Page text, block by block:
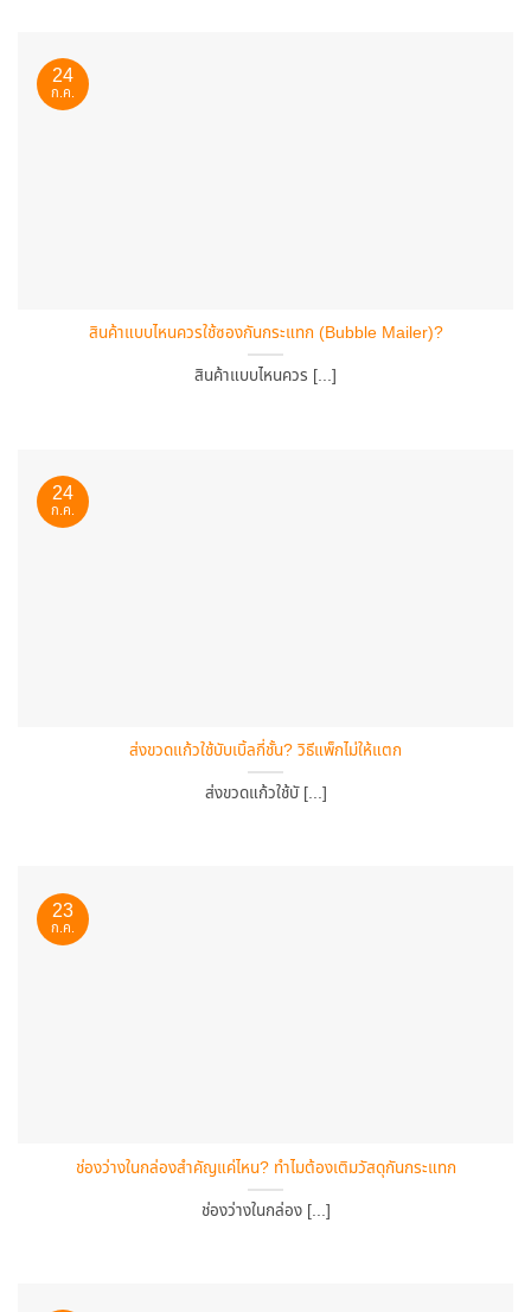
สินค้าแบบไหนควรใช้ซองกันกระแทก (Bubble Mailer)?
สินค้าแบบไหนควร [...]
24
ก.ค.
ส่งขวดแก้วใช้บับเบิ้ลกี่ชั้น? วิธีแพ็กไม่ให้แตก
ส่งขวดแก้วใช้บั [...]
24
ก.ค.
ช่องว่างในกล่องสำคัญแค่ไหน? ทำไมต้องเติมวัสดุกันกระแทก
ช่องว่างในกล่อง [...]
23
ก.ค.